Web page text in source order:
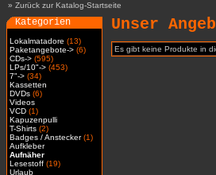
» Zurück zur Katalog-Startseite
Kategorien
Lokalmatadore (13)
Paketangebote-> (6)
CDs-> (595)
LPs/10"-> (453)
7"-> (34)
Kassetten
DVDs (6)
Videos
VCD (1)
Kapuzenpulli
T-Shirts (2)
Badges / Anstecker(1)
Aufkleber
Aufnäher
Lesestoff (19)
Urlaub
Unser
Es gibt keine Produkte in